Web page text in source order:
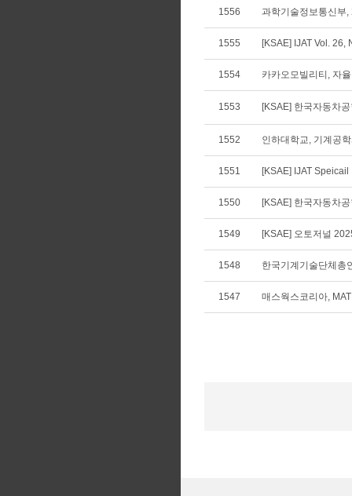
1556 과학기술정보통신부
1555 [KSAE] IJAT Vol.
1554 카카오모빌리티, 자
1553 [KSAE] 한국자동차
1552 인하대학교, 기계공
1551 [KSAE] IJAT
1550 [KSAE] 한국자동차
1549 [KSAE] 오토저널
1548 한국기계기술단체총
1547 매스웍스코리아,